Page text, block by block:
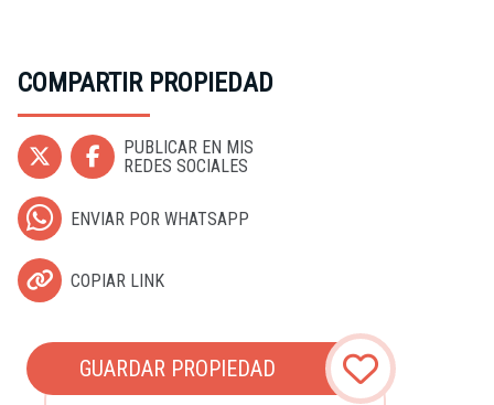
COMPARTIR PROPIEDAD
PUBLICAR EN MIS
REDES SOCIALES
ENVIAR POR WHATSAPP
COPIAR LINK
GUARDAR PROPIEDAD